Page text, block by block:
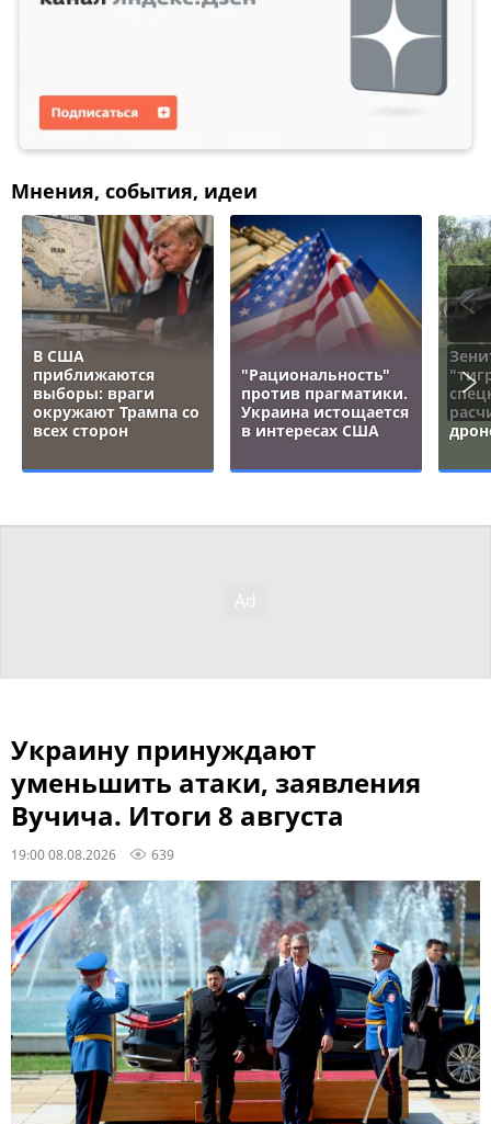
Мнения, события, идеи
В США
приближаются
выборы: враги
окружают Трампа со
всех сторон
"Рациональность"
против прагматики.
Украина истощается
в интересах США
Украину принуждают
уменьшить атаки, заявления
Вучича. Итоги 8 августа
19:00 08.08.2026 639